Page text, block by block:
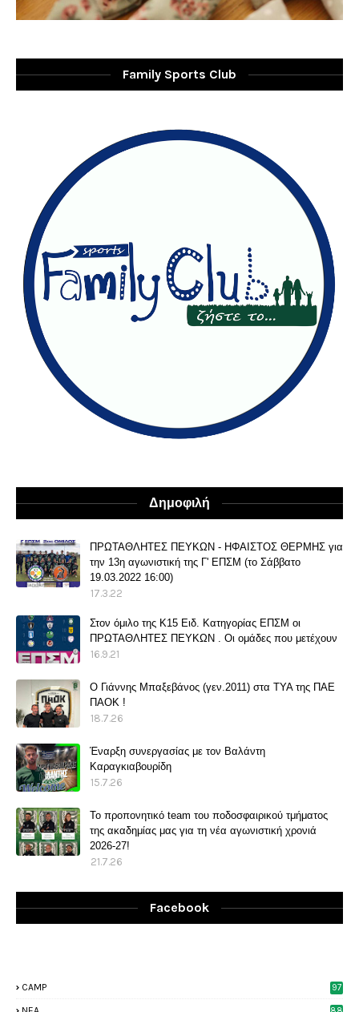
Family Sports Club
Δημοφιλή
ΠΡΩΤΑΘΛΗΤΕΣ ΠΕΥΚΩΝ - ΗΦΑΙΣΤΟΣ ΘΕΡΜΗΣ για
την 13η αγωνιστική της Γ' ΕΠΣΜ (το Σάββατο
19.03.2022 16:00)
17.3.22
Στον όμιλο της Κ15 Ειδ. Κατηγορίας ΕΠΣΜ οι
ΠΡΩΤΑΘΛΗΤΕΣ ΠΕΥΚΩΝ . Οι ομάδες που μετέχουν
16.9.21
O Γιάννης Μπαξεβάνος (γεν.2011) στα ΤΥΑ της ΠΑΕ
ΠΑΟΚ !
18.7.26
Έναρξη συνεργασίας με τον Βαλάντη
Καραγκιαβουρίδη
15.7.26
Το προπονητικό team του ποδοσφαιρικού τμήματος
της ακαδημίας μας για τη νέα αγωνιστική χρονιά
2026-27!
21.7.26
Facebook
CAMP 97